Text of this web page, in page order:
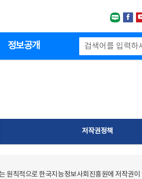
네이버
정보공개
저작권정책
원칙적으로 한국지능정보사회진흥원에 저작권이